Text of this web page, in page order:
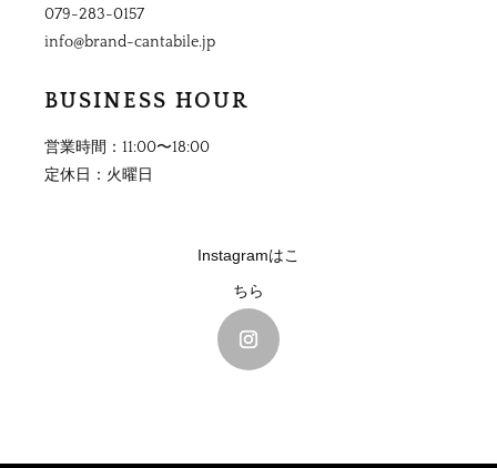
079-283-0157
info@brand-cantabile.jp
BUSINESS HOUR
営業時間 ： 11:00〜18:00
定休日：火曜日
Instagramはこ
ちら